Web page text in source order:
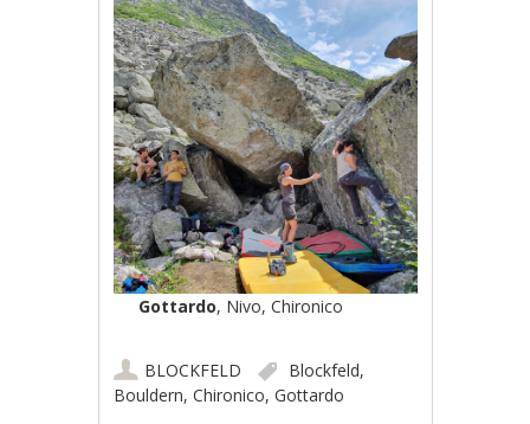
Gottardo, Nivo, Chironico
BLOCKFELD Blockfeld,
Bouldern,Chironico,Gottardo